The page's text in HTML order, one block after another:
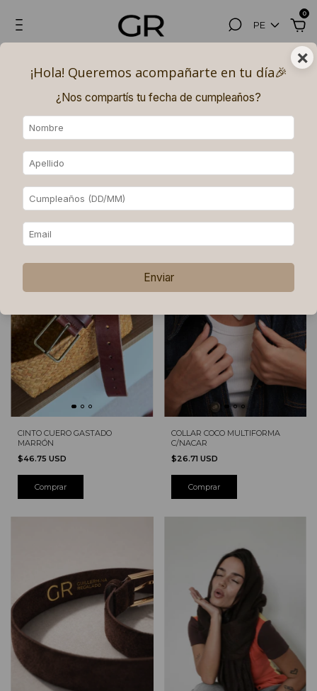
PE
0
PAGOS SIN INTERÉS con MERCADO PAGO.
Accesorios
Accesorios
CINTO CUERO GASTADO
MARRÓN
$46.75 USD
Comprar
COLLAR COCO MULTIFORMA
C/NACAR
$26.71 USD
Comprar
×
¡Hola! Queremos acompañarte en tu día🎉​
¿Nos compartís tu fecha de cumpleaños?
Enviar